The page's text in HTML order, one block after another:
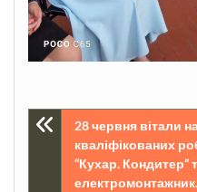
Навігація
записів
28 червня вітали
кваліфікованих
“Кухар. Кондитер”